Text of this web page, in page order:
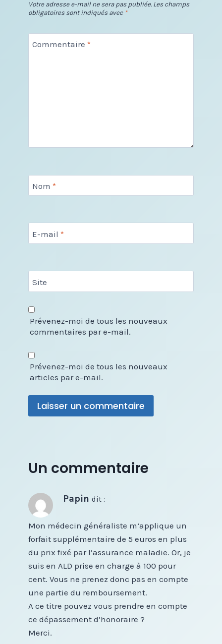
Votre adresse e-mail ne sera pas publiée. Les champs
obligatoires sont indiqués avec *
Commentaire*
Nom*
E-mail*
Site
Prévenez-moi de tous les nouveaux
commentaires par e-mail.
Prévenez-moi de tous les nouveaux
articles par e-mail.
Un commentaire
Papin dit :
Mon médecin généraliste m’applique un
forfait supplémentaire de 5 euros en plus
du prix fixé par l’assurance maladie. Or, je
suis en ALD prise en charge à 100 pour
cent. Vous ne prenez donc pas en compte
une partie du remboursement.
A ce titre pouvez vous prendre en compte
ce dépassement d’honoraire ?
Merci.